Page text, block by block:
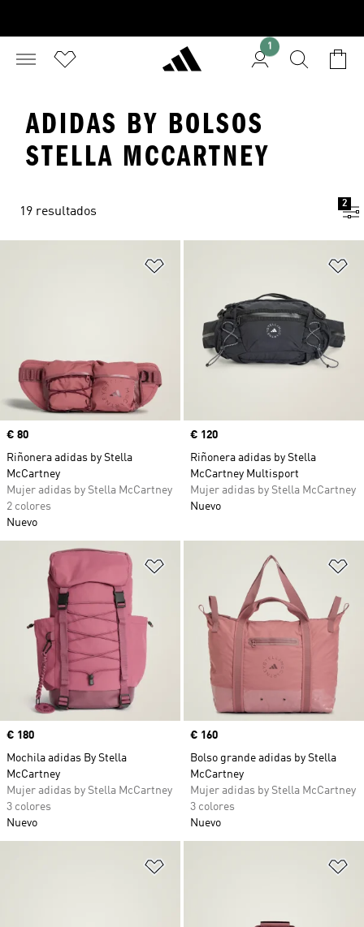
1
ADIDAS BY BOLSOS
STELLA MCCARTNEY
19 resultados
2
Precio
€ 80
Riñonera adidas by Stella
McCartney
Mujer adidas by Stella McCartney
2 colores
Nuevo
Precio
€ 120
Riñonera adidas by Stella
McCartney Multisport
Mujer adidas by Stella McCartney
Nuevo
Añadir a la lista de deseos
Precio
€ 180
Mochila adidas By Stella
McCartney
Mujer adidas by Stella McCartney
3 colores
Nuevo
Precio
€ 160
Bolso grande adidas by Stella
McCartney
Mujer adidas by Stella McCartney
3 colores
Nuevo